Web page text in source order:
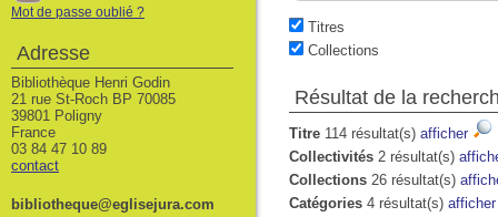
Titres
Collections
Résultat de la
Titre 114 résultat(s) afficher
Collectivités 2 résultat(s)
Collections 26 résultat(s)
Catégories 4 résultat(s)
Mot de passe oublié ?
Adresse
Bibliothèque Henri Godin
21 rue St-Roch BP 70085
39801 Poligny
France
03 84 47 10 89
contact
bibliotheque@eglisejura.com